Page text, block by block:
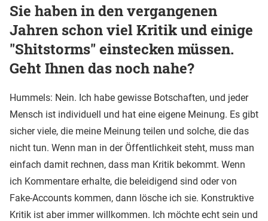
Sie haben in den vergangenen
Jahren schon viel Kritik und einige
"Shitstorms" einstecken müssen.
Geht Ihnen das noch nahe?
Hummels: Nein. Ich habe gewisse Botschaften, und jeder
Mensch ist individuell und hat eine eigene Meinung. Es gibt
sicher viele, die meine Meinung teilen und solche, die das
nicht tun. Wenn man in der Öffentlichkeit steht, muss man
einfach damit rechnen, dass man Kritik bekommt. Wenn
ich Kommentare erhalte, die beleidigend sind oder von
Fake-Accounts kommen, dann lösche ich sie. Konstruktive
Kritik ist aber immer willkommen. Ich möchte echt sein und